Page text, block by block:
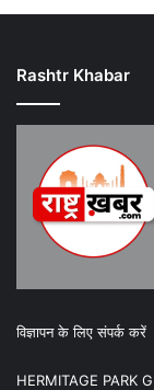
Rashtr Khabar
विज्ञापन के लिए संपर्क करें
HERMITAGE PARK